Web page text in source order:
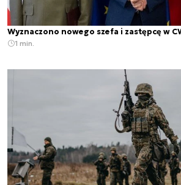
Wyznaczono nowego szefa i zastępcę w
1 min.